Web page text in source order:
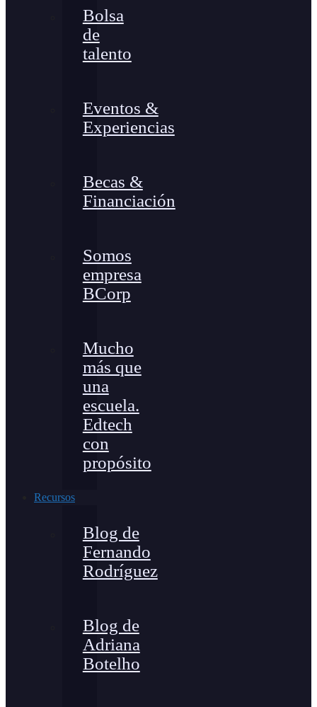
Bolsa
de
talento
Eventos &
Experiencias
Becas &
Financiación
Somos
empresa
BCorp
Mucho
más que
una
escuela.
Edtech
con
propósito
Recursos
Blog de
Fernando
Rodríguez
Blog de
Adriana
Botelho